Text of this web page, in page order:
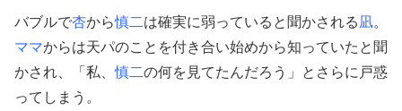
バブルで杏から慎二は確実に弱っていると聞かされる凪。
ママからは天パのことを付き合い始めから知っていたと聞
かされ、「私、慎二の何を見てたんだろう」とさらに戸惑
ってしまう。